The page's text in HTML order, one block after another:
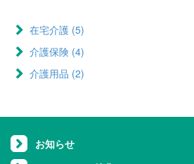
在宅介護 (5)
介護保険 (4)
介護用品 (2)
お知らせ